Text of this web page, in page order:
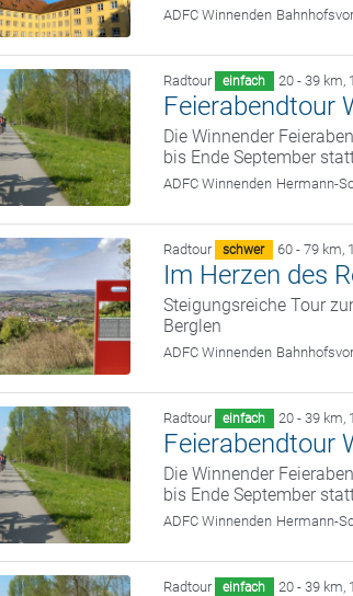
ADFC Winnenden
Radtour einfach 20 - 39 km,
Feierabendtour
Die Winnender
bis Ende September
ADFC Winnenden Hermann-
Radtour schwer 60 - 79 km,
Im Herzen des
Steigungsreiche Tour
Berglen
ADFC Winnenden
Radtour einfach 20 - 39 km,
Feierabendtour
Die Winnender
bis Ende September
ADFC Winnenden Hermann-
Radtour einfach 20 - 39 km,